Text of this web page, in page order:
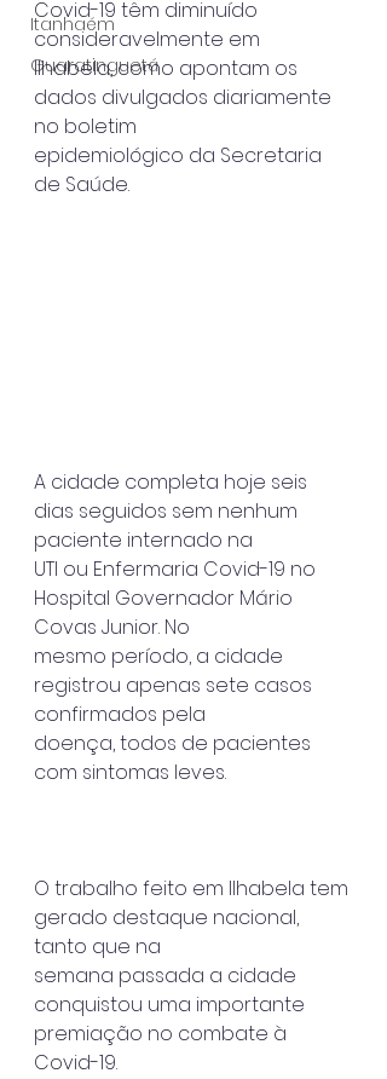
Itanhaém
Guaratinguetá
Covid-19 têm diminuído
consideravelmente em
Ilhabela, como apontam os
dados divulgados diariamente
no boletim
epidemiológico da Secretaria
de Saúde.
A cidade completa hoje seis
dias seguidos sem nenhum
paciente internado na
UTI ou Enfermaria Covid-19 no
Hospital Governador Mário
Covas Junior. No
mesmo período, a cidade
registrou apenas sete casos
confirmados pela
doença, todos de pacientes
com sintomas leves.
O trabalho feito em Ilhabela tem
gerado destaque nacional,
tanto que na
semana passada a cidade
conquistou uma importante
premiação no combate à
Covid-19.